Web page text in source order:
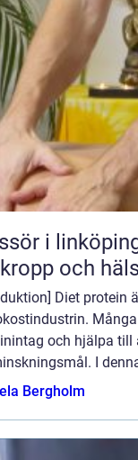
så hittar du rätt
och
Diet protein
och hjälpa till
I
Bergholm